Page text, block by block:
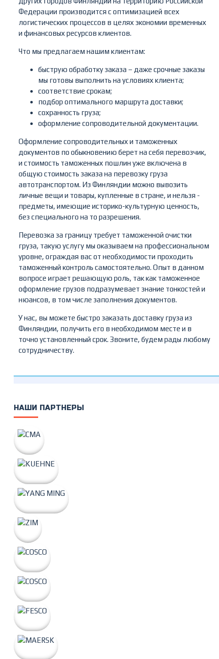
Федерации производится с оптимизацией всех
логистических процессов в целях экономии временных
и финансовых ресурсов клиентов.
Что мы предлагаем нашим клиентам:
быструю обработку заказа – даже срочные заказы
мы готовы выполнить на условиях клиента;
соответствие срокам;
подбор оптимального маршрута доставки;
сохранность груза;
оформление сопроводительной документации.
Оформление сопроводительных и таможенных
документов по обыкновению берет на себя перевозчик,
и стоимость таможенных пошлин уже включена в
общую стоимость заказа на перевозку груза
автотранспортом. Из Финляндии можно вывозить
личные вещи и товары, купленные в стране, и нельзя -
предметы, имеющие историко-культурную ценность,
без специального на то разрешения.
Перевозка за границу требует таможенной очистки
груза, такую услугу мы оказываем на профессиональном
уровне, ограждая вас от необходимости проходить
таможенный контроль самостоятельно. Опыт в данном
вопросе играет решающую роль, так как таможенное
оформление грузов подразумевает знание тонкостей и
нюансов, в том числе заполнения документов.
У нас, вы можете быстро заказать доставку груза из
Финляндии, получить его в необходимом месте и в
точно установленный срок. Звоните, будем рады любому
сотрудничеству.
НАШИ ПАРТНЕРЫ